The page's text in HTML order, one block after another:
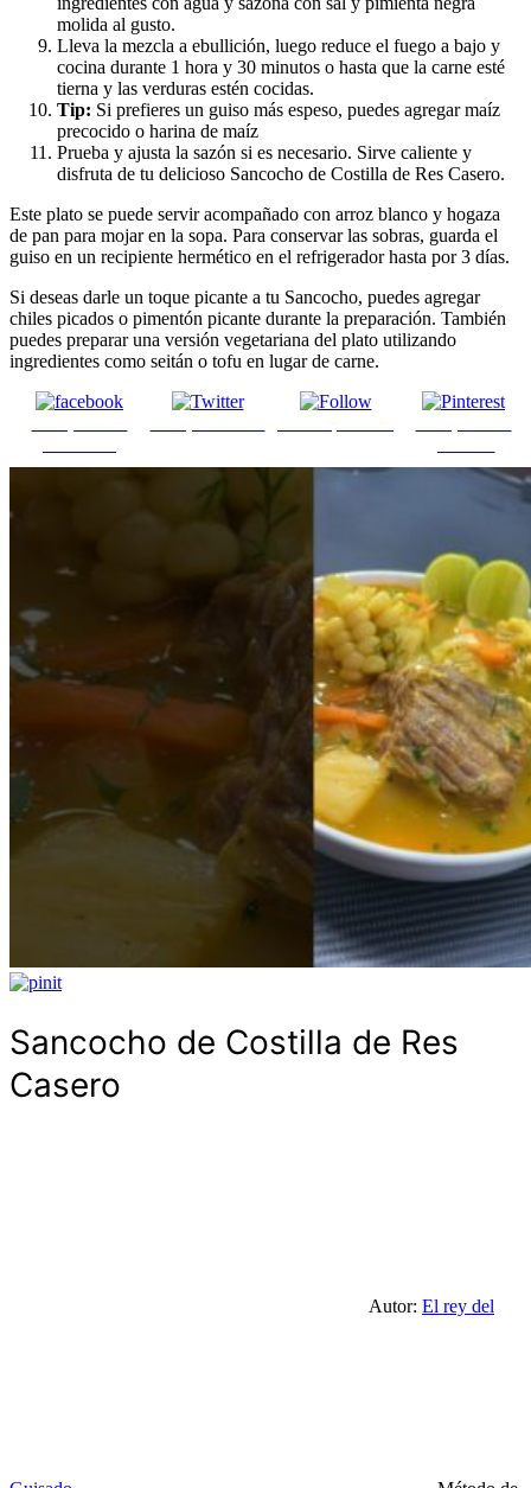
molida al gusto.
Lleva la mezcla a ebullición, luego reduce el fuego a bajo y
cocina durante 1 hora y 30 minutos o hasta que la carne esté
tierna y las verduras estén cocidas.
Tip: Si prefieres un guiso más espeso, puedes agregar maíz
precocido o harina de maíz
Prueba y ajusta la sazón si es necesario. Sirve caliente y
disfruta de tu delicioso Sancocho de Costilla de Res Casero.
Este plato se puede servir acompañado con arroz blanco y hogaza
de pan para mojar en la sopa. Para conservar las sobras, guarda el
guiso en un recipiente hermético en el refrigerador hasta por 3 días.
Si deseas darle un toque picante a tu Sancocho, puedes agregar
chiles picados o pimentón picante durante la preparación. También
puedes preparar una versión vegetariana del plato utilizando
ingredientes como seitán o tofu en lugar de carne.
Sancocho de Costilla de Res
Casero
Autor: El rey del